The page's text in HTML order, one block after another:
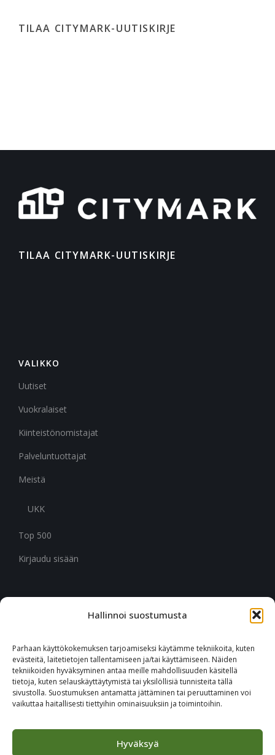
Hallinnoi suostumusta
Parhaan käyttökokemuksen tarjoamiseksi käytämme tekniikoita, kuten
evästeitä, laitetietojen tallentamiseen ja/tai käyttämiseen. Näiden
tekniikoiden hyväksyminen antaa meille mahdollisuuden käsitellä
tietoja, kuten selauskäyttäytymistä tai yksilöllisiä tunnisteita tällä
sivustolla. Suostumuksen antamatta jättäminen tai peruuttaminen voi
vaikuttaa haitallisesti tiettyihin ominaisuuksiin ja toimintoihin.
Hyväksyä
TILAA CITYMARK-UUTISKIRJE
TILAA CITYMARK-UUTISKIRJE
VALIKKO
Uutiset
Vuokralaiset
Kiinteistönomistajat
Palveluntuottajat
Meistä
UKK
Top 500
Kirjaudu sisään
CITYMARK SUOMI
02330 Espoo
+46 651 760 400
Tilaa Citymark-uutiskirje